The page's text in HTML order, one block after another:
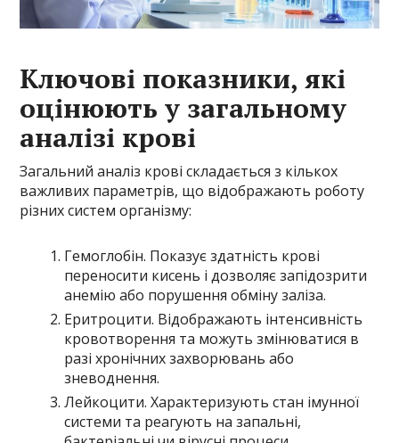
Ключові показники, які
оцінюють у загальному
аналізі крові
Загальний аналіз крові складається з кількох
важливих параметрів, що відображають роботу
різних систем організму:
Гемоглобін. Показує здатність крові
переносити кисень і дозволяє запідозрити
анемію або порушення обміну заліза.
Еритроцити. Відображають інтенсивність
кровотворення та можуть змінюватися в
разі хронічних захворювань або
зневоднення.
Лейкоцити. Характеризують стан імунної
системи та реагують на запальні,